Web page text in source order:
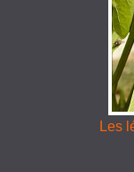
Les